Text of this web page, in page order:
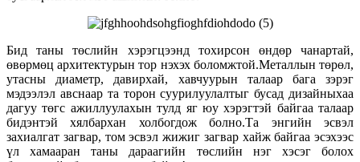
Бид таны төслийн хэрэгцээнд тохирсон өндөр чанартай,
өвөрмөц архитектурын тор нэхэх боломжтой.Металлын төрөл,
утасны диаметр, давирхай, хавчуурын талаар бага зэрэг
мэдээлэл авснаар та торон суурилуулалтыг бусад дизайныхаа
дагуу төгс ажиллуулахын тулд яг юу хэрэгтэй байгаа талаар
бидэнтэй хялбархан холбогдож болно.Та энгийн эсвэл
захиалгат загвар, том эсвэл жижиг загвар хайж байгаа эсэхээс
үл хамааран таны дараагийн төслийн нэг хэсэг болох